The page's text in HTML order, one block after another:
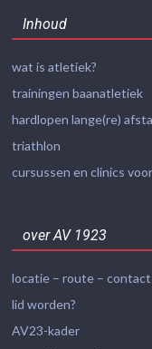
Inhoud
wat is atletiek?
trainingen baanatletiek
hardlopen lange(re)
triathlon
cursussen en clinics
over AV 1923
locatie – route – contact
lid worden?
AV23-kader